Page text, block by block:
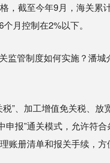
截至今年9月，海关累
月控制在2%以下。
监管制度如何实施？潘
”、加工增值免关税、
报”通关模式，允许符
账册清单和报关手续，